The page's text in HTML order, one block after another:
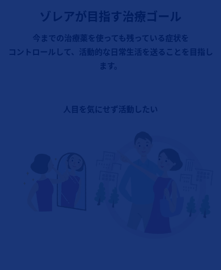
ゾレアが目指す治療ゴール
今までの治療薬を使っても残っている症状を
コントロールして、活動的な日常生活を送ることを目指し
ます。
人目を気にせず活動したい